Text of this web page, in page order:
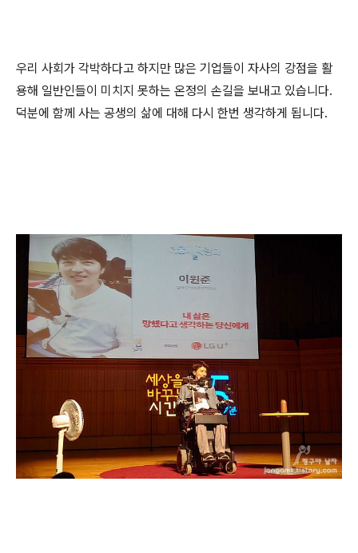
우리 사회가 각박하다고 하지만 많은 기업들이 자사의 강점을 활
용해 일반인들이 미치지 못하는 온정의 손길을 보내고 있습니다.
덕분에 함께 사는 공생의 삶에 대해 다시 한번 생각하게 됩니다.